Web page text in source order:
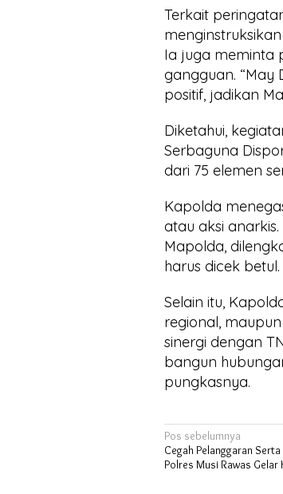
Terkait
Ia juga meminta
gangguan.
positif, jadikan
Diketahui,
Serbaguna
dari 75 elemen
Kapolda
atau aksi
Mapolda,
harus dicek
Selain itu,
regional,
sinergi dengan
bangun
pungkasnya.
Navigasi
pos
Pos sebelumnya
Cegah Pelanggaran
Polres Musi Rawas Gelar